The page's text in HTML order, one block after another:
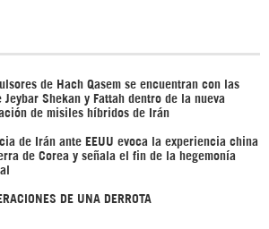
de Hach Qasem se encuentran con las
Jeybar Shekan y Fattah dentro de la nueva
de misiles híbridos de Irán
de Irán ante EEUU evoca la experiencia china
de Corea y señala el fin de la hegemonía
DE UNA DERROTA